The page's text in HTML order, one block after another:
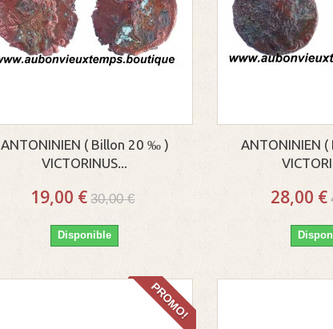
ANTONINIEN ( Billon 20 ‰ )
VICTORINUS...
19,00 € 30,00 €
Disponible
ANTONINIEN
28,00 €
PROMO!